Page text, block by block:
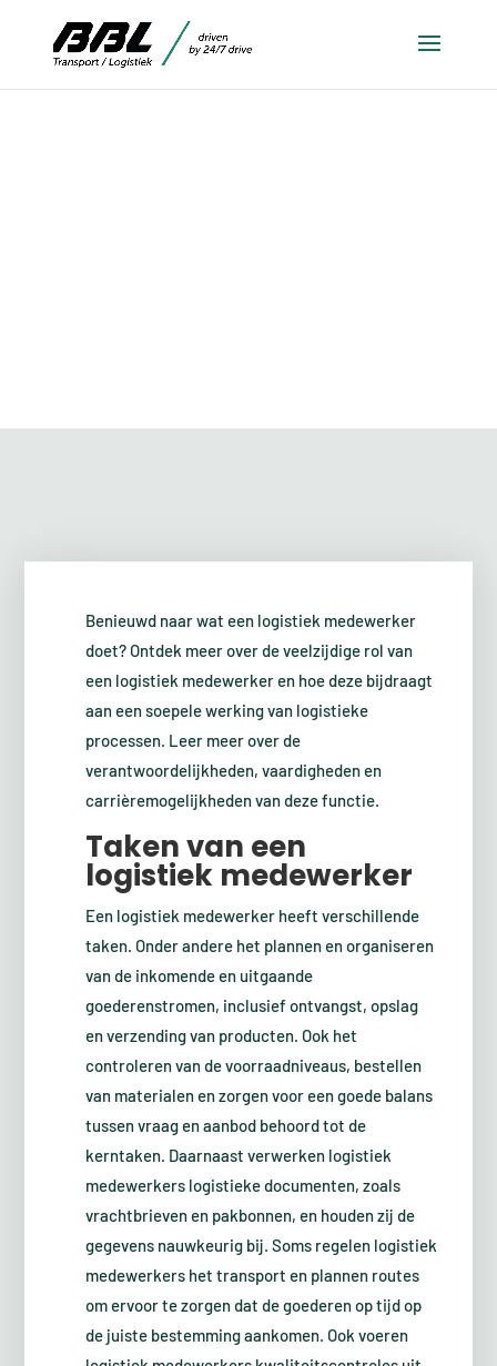
Benieuwd naar wat een logistiek medewerker
doet? Ontdek meer over de veelzijdige rol van
een logistiek medewerker en hoe deze bijdraagt
aan een soepele werking van logistieke
processen. Leer meer over de
verantwoordelijkheden, vaardigheden en
carrièremogelijkheden van deze functie.
Taken van een
logistiek medewerker
Een logistiek medewerker heeft verschillende
taken. Onder andere het plannen en organiseren
van de inkomende en uitgaande
goederenstromen, inclusief ontvangst, opslag
en verzending van producten. Ook het
controleren van de voorraadniveaus, bestellen
van materialen en zorgen voor een goede balans
tussen vraag en aanbod behoord tot de
kerntaken. Daarnaast verwerken logistiek
medewerkers logistieke documenten, zoals
vrachtbrieven en pakbonnen, en houden zij de
gegevens nauwkeurig bij. Soms regelen logistiek
medewerkers het transport en plannen routes
om ervoor te zorgen dat de goederen op tijd op
de juiste bestemming aankomen. Ook voeren